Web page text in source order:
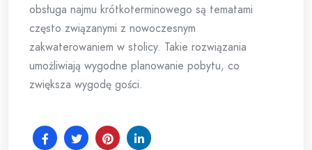
obsługa najmu krótkoterminowego są tematami
często związanymi z nowoczesnym
zakwaterowaniem w stolicy. Takie rozwiązania
umożliwiają wygodne planowanie pobytu, co
zwiększa wygodę gości.